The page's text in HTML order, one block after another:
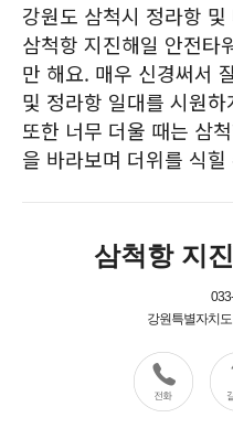
강원도 삼척시 정라항
삼척항 지진해일 안전타
만 해요. 매우 신경써서
및 정라항 일대를 시원
또한 너무 더울 때는 삼
을 바라보며 더위를 식